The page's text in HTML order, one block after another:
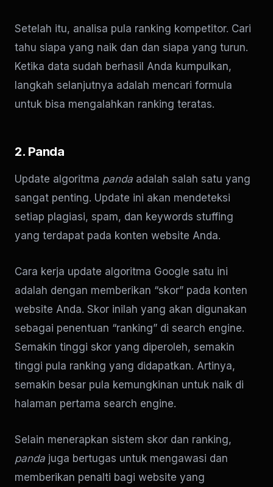
Setelah itu, analisa pula ranking kompetitor. Cari
tahu siapa yang naik dan dan siapa yang turun.
Ketika data sudah berhasil Anda kumpulkan,
langkah selanjutnya adalah mencari formula
untuk bisa mengalahkan ranking teratas.
2. Panda
Update algoritma panda adalah salah satu yang
sangat penting. Update ini akan mendeteksi
setiap plagiasi, spam, dan keywords stuffing
yang terdapat pada konten website Anda.
Cara kerja update algoritma Google satu ini
adalah dengan memberikan “skor” pada konten
website Anda. Skor inilah yang akan digunakan
sebagai penentuan “ranking” di search engine.
Semakin tinggi skor yang diperoleh, semakin
tinggi pula ranking yang didapatkan. Artinya,
semakin besar pula kemungkinan untuk naik di
halaman pertama search engine.
Selain menerapkan sistem skor dan ranking,
panda juga bertugas untuk mengawasi dan
memberikan penalti bagi website yang